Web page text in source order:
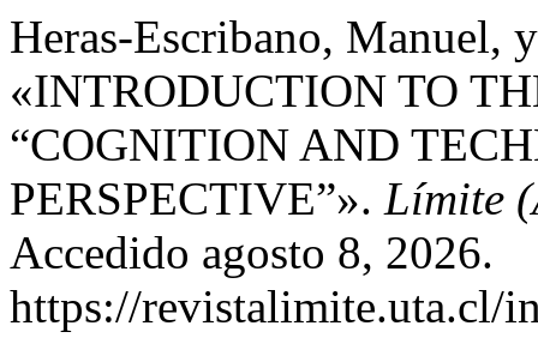
Heras-Escribano, Manuel,
«INTRODUCTION TO
“COGNITION AND
PERSPECTIVE”». Límite
Accedido agosto 8, 2026.
https://revistalimite.uta.cl/